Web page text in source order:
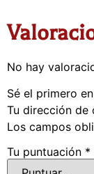
No hay
Sé el primero
Tu dirección de
Los campos
Tu puntuación *